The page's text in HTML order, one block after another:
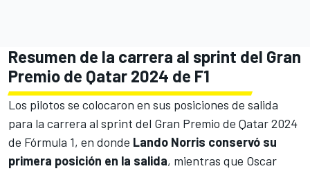
Resumen de la carrera al sprint del Gran
Premio de Qatar 2024 de F1
Los pilotos se colocaron en sus posiciones de salida
para la carrera al sprint del Gran Premio de Qatar 2024
de Fórmula 1, en donde Lando Norris conservó su
primera posición en la salida, mientras que Oscar